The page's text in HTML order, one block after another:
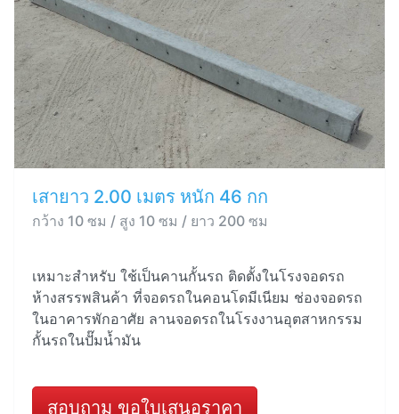
เสายาว 2.00 เมตร หนัก 46 กก
กว้าง 10 ซม / สูง 10 ซม / ยาว 200 ซม
เหมาะสำหรับ ใช้เป็นคานกั้นรถ ติดตั้งในโรงจอดรถ
ห้างสรรพสินค้า ที่จอดรถในคอนโดมีเนียม ช่องจอดรถ
ในอาคารพักอาศัย ลานจอดรถในโรงงานอุตสาหกรรม
กั้นรถในปั๊มน้ำมัน
สอบถาม ขอใบเสนอราคา